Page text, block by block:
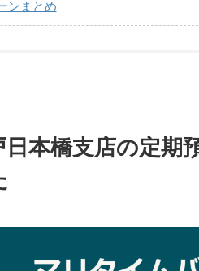
ンまとめ
本橋支店の定期